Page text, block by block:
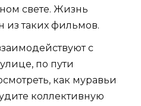
свете. Жизнь
из таких фильмов.
с
по пути
как муравьи
коллективную